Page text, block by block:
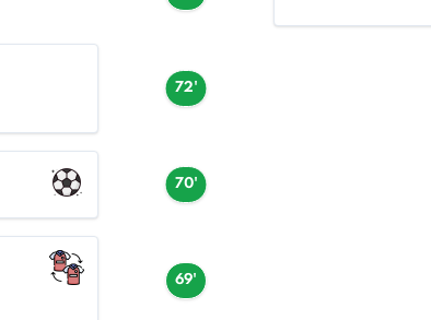
72'
70'
69'